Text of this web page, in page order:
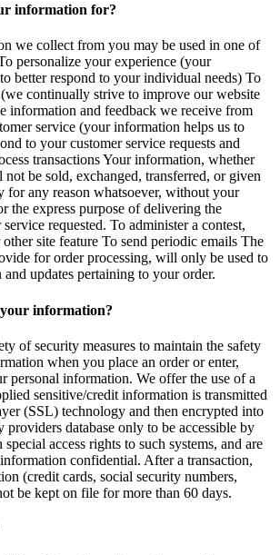
information for?
we collect from you may be used in one of
personalize your experience (your
better respond to your individual needs) To
continually strive to improve our website
information and feedback we receive from
service (your information helps us to
to your customer service requests and
transactions Your information, whether
be sold, exchanged, transferred, or given
for any reason whatsoever, without your
the express purpose of delivering the
requested. To administer a contest,
site feature To send periodic emails The
for order processing, will only be used to
updates pertaining to your order.
information?
of security measures to maintain the safety
when you place an order or enter,
personal information. We offer the use of a
sensitive/credit information is transmitted
(SSL) technology and then encrypted into
providers database only to be accessible by
access rights to such systems, and are
confidential. After a transaction,
(credit cards, social security numbers,
be kept on file for more than 60 days.